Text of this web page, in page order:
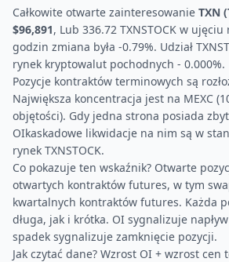
Całkowite otwarte zainteresowanie TXN
$96,891, Lub 336.72 TXNSTOCK w
godzin zmiana była -0.79%. Udział
rynek kryptowalut pochodnych - 0.000%.
Pozycje kontraktów terminowych są
Największa koncentracja jest na MEXC
objętości). Gdy jedna strona posiada
OIkaskadowe likwidacje na nim są w
rynek TXNSTOCK.
Co pokazuje ten wskaźnik? Otwarte
otwartych kontraktów futures, w tym
kwartalnych kontraktów futures. Każda
długa, jak i krótka. OI sygnalizuje
spadek sygnalizuje zamknięcie pozycji.
Jak czytać dane? Wzrost OI + wzrost cen